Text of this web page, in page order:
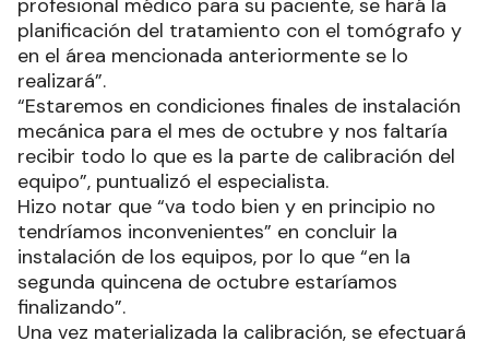
profesional médico para su paciente, se hará la
planificación del tratamiento con el tomógrafo y
en el área mencionada anteriormente se lo
realizará”.
“Estaremos en condiciones finales de instalación
mecánica para el mes de octubre y nos faltaría
recibir todo lo que es la parte de calibración del
equipo”, puntualizó el especialista.
Hizo notar que “va todo bien y en principio no
tendríamos inconvenientes” en concluir la
instalación de los equipos, por lo que “en la
segunda quincena de octubre estaríamos
finalizando”.
Una vez materializada la calibración, se efectuará